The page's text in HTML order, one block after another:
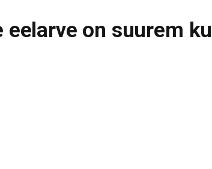
eelarve on suurem